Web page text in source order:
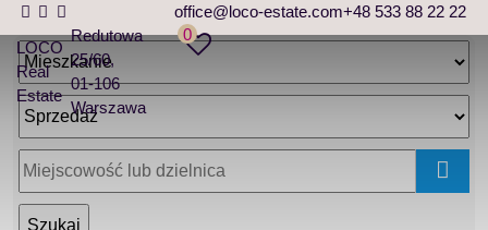
LOCO
Real
Estate
Redutowa
25/60
01-106
Warszawa
office@loco-estate.com+48 533 88 22 22
0